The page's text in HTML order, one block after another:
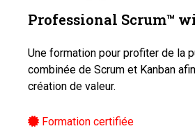
Professional Scrum™️
Une formation pour profiter de la
combinée de Scrum et Kanban
création de valeur.
Formation certifiée